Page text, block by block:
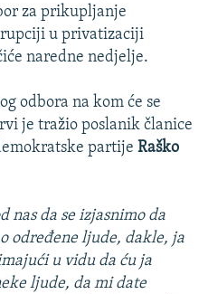
za prikupljanje
u privatizaciji
naredne nedjelje.
odbora na kom će se
je tražio poslanik članice
partije Raško
nas da se izjasnimo da
određene ljude, dakle, ja
u vidu da ću ja
ljude, da mi date